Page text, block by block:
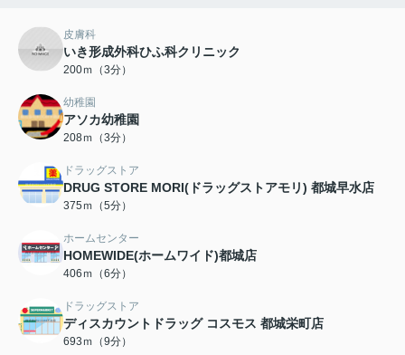
皮膚科
いき形成外科ひふ科クリニック
200ｍ（3分）
幼稚園
アソカ幼稚園
208ｍ（3分）
ドラッグストア
DRUG STORE MORI(ドラッグストアモリ) 都城早水店
375ｍ（5分）
ホームセンター
HOMEWIDE(ホームワイド)都城店
406ｍ（6分）
ドラッグストア
ディスカウントドラッグ コスモス 都城栄町店
693ｍ（9分）